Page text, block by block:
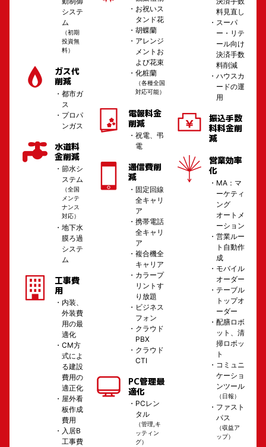
システ
ム
（初期
投資無
料）
ガス代
削減
都市ガ
ス
プロパ
ンガス
水道料
金削減
節水シ
ステム
（全国
メンテ
ナンス
対応）
地下水
膜ろ過
システ
ム
工事費
用
内装、
外装費
用の最
適化
CM方
式によ
る建設
費用の
適正化
屋外看
板作成
費用
入居B
工事費
お祝いス
タンド花
胡蝶蘭
アレンジ
メントお
よび花束
化粧蘭
（各種全国
対応可能）
電報料金
削減
祝電、弔
電
通信費削
減
固定回線
全キャリ
ア
携帯電話
全キャリ
ア
複合機全
キャリア
カラープ
リントす
り放題
ビジネス
フォン
クラウド
PBX
クラウド
CTI
PC管理最
適化
PCレン
タル
（管理,キ
ッティン
グ）
料見直し
スーパ
ー・リテ
ール向け
決済手数
料削減
ハウスカ
ードの運
用
振込手数
料料金削
減
営業効率
化
MA：マ
ーケティ
ング
オートメ
ーション
営業ルー
ト自動作
成
モバイル
オーダー
テーブル
トップオ
ーダー
配膳ロボ
ット、清
掃ロボッ
ト
コミュニ
ケーショ
ンツール
（日報）
ファスト
パス
（収益ア
ップ）